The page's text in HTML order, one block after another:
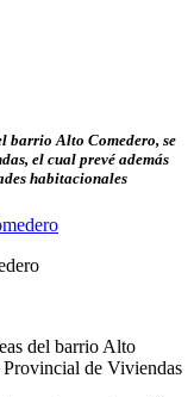
barrio Alto Comedero, se
el cual prevé además
habitacionales
del barrio Alto
Provincial de Viviendas